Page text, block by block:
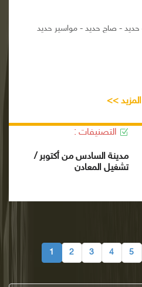
- صاج حديد - مواسير حديد
المزيد >>
التصنيفات :
مدينة السادس من أكتوبر /
تشغيل المعادن
1 2 3 4 5